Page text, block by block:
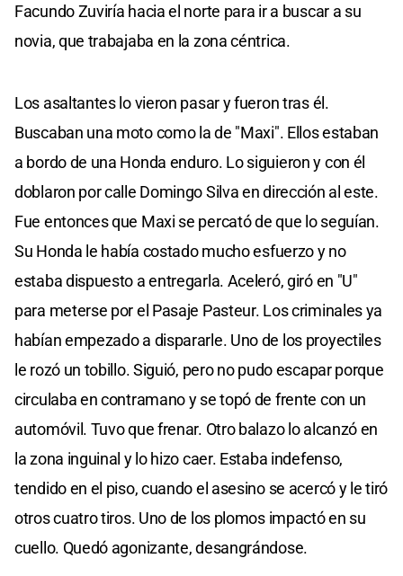
Facundo Zuviría hacia el norte para ir a buscar a su
novia, que trabajaba en la zona céntrica.
Los asaltantes lo vieron pasar y fueron tras él.
Buscaban una moto como la de "Maxi". Ellos estaban
a bordo de una Honda enduro. Lo siguieron y con él
doblaron por calle Domingo Silva en dirección al este.
Fue entonces que Maxi se percató de que lo seguían.
Su Honda le había costado mucho esfuerzo y no
estaba dispuesto a entregarla. Aceleró, giró en "U"
para meterse por el Pasaje Pasteur. Los criminales ya
habían empezado a dispararle. Uno de los proyectiles
le rozó un tobillo. Siguió, pero no pudo escapar porque
circulaba en contramano y se topó de frente con un
automóvil. Tuvo que frenar. Otro balazo lo alcanzó en
la zona inguinal y lo hizo caer. Estaba indefenso,
tendido en el piso, cuando el asesino se acercó y le tiró
otros cuatro tiros. Uno de los plomos impactó en su
cuello. Quedó agonizante, desangrándose.